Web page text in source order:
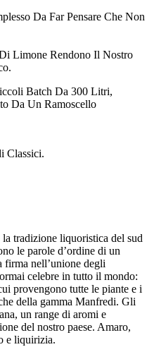
Da Far Pensare Che Non
Limone Rendono Il Nostro
Batch Da 300 Litri,
Da Un Ramoscello
Classici.
tradizione liquoristica del sud
le parole d’ordine di un
firma nell’unione degli
celebre in tutto il mondo:
provengono tutte le piante e i
della gamma Manfredi. Gli
un range di aromi e
del nostro paese. Amaro,
e liquirizia.